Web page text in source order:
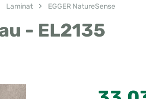
Laminat EGGER NatureSense
- EL2135
Regulärer